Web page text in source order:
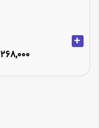
+
268,000 تومان